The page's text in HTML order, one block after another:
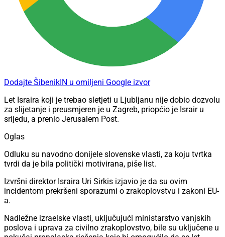
Dodajte ŠibenikIN u omiljeni Google izvor
Let Israira koji je trebao sletjeti u Ljubljanu nije dobio dozvolu
za slijetanje i preusmjeren je u Zagreb, priopćio je Israir u
srijedu, a prenio Jerusalem Post.
Oglas
Odluku su navodno donijele slovenske vlasti, za koju tvrtka
tvrdi da je bila politički motivirana, piše list.
Izvršni direktor Israira Uri Sirkis izjavio je da su ovim
incidentom prekršeni sporazumi o zrakoplovstvu i zakoni EU-
a.
Nadležne izraelske vlasti, uključujući ministarstvo vanjskih
poslova i uprava za civilno zrakoplovstvo, bile su uključene u